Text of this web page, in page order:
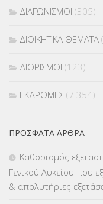
ΔΙΑΓΩΝΙΣΜΟΙ (305)
ΔΙΟΙΚΗΤΙΚΑ ΘΕΜΑΤΑ
ΔΙΟΡΙΣΜΟΙ (123)
ΕΚΔΡΟΜΕΣ (7.354)
ΕΠΙΜΟΡΦΩΣΗ Τ.Π.Ε.
ΠΡΌΣΦΑΤΑ ΆΡΘΡΑ
Καθορισμός
Γενικού Λυκείου που
& απολυτήριες